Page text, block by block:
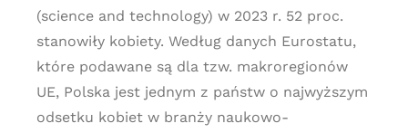
(science and technology) w 2023 r. 52 proc.
stanowiły kobiety. Według danych Eurostatu,
które podawane są dla tzw. makroregionów
UE, Polska jest jednym z państw o najwyższym
odsetku kobiet w branży naukowo-